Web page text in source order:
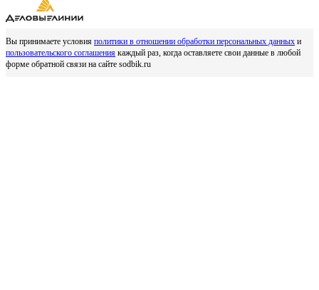
Вы принимаете условия политики в отношении обработки персональных данных и
пользовательского соглашения каждый раз, когда оставляете свои данные в любой
форме обратной связи на сайте sodbik.ru